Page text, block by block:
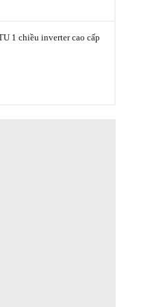
1 chiều inverter cao cấp